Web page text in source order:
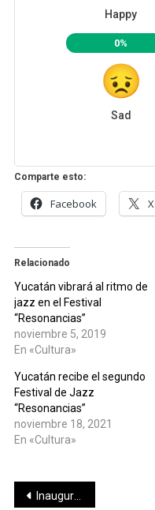
Happy
0%
Sad
Comparte esto:
Facebook X
Relacionado
Yucatán vibrará al ritmo de
jazz en el Festival
“Resonancias”
noviembre 5, 2019
En «Cultura»
Yucatán recibe el segundo
Festival de Jazz
“Resonancias”
noviembre 18, 2021
En «Cultura»
Navegación
Inauguran la exposición “30 años de años de algarabía”